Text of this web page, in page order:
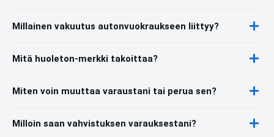
Millainen vakuutus autonvuokraukseen liittyy?
Mitä huoleton-merkki takoittaa?
Miten voin muuttaa varaustani tai perua sen?
Milloin saan vahvistuksen varauksestani?